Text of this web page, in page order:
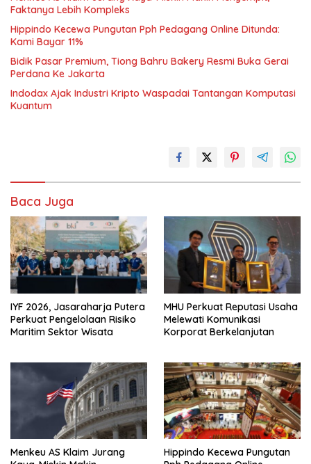
Faktanya Lebih Kompleks
Hippindo Kecewa Pungutan Pph Pedagang Online Ditunda:
Kami Bayar 11%
Bidik Pasar Premium, Tiong Bahru Bakery Resmi Buka Gerai
Perdana Ke Jakarta
Indodax Ajak Industri Kripto Waspadai Tantangan Komputasi
Kuantum
Baca Juga
IYF 2026, Jasaraharja Putera
Perkuat Pengelolaan Risiko
Maritim Sektor Wisata
MHU Perkuat Reputasi Usaha
Melewati Komunikasi
Korporat Berkelanjutan
Menkeu AS Klaim Jurang
Hippindo Kecewa Pungutan